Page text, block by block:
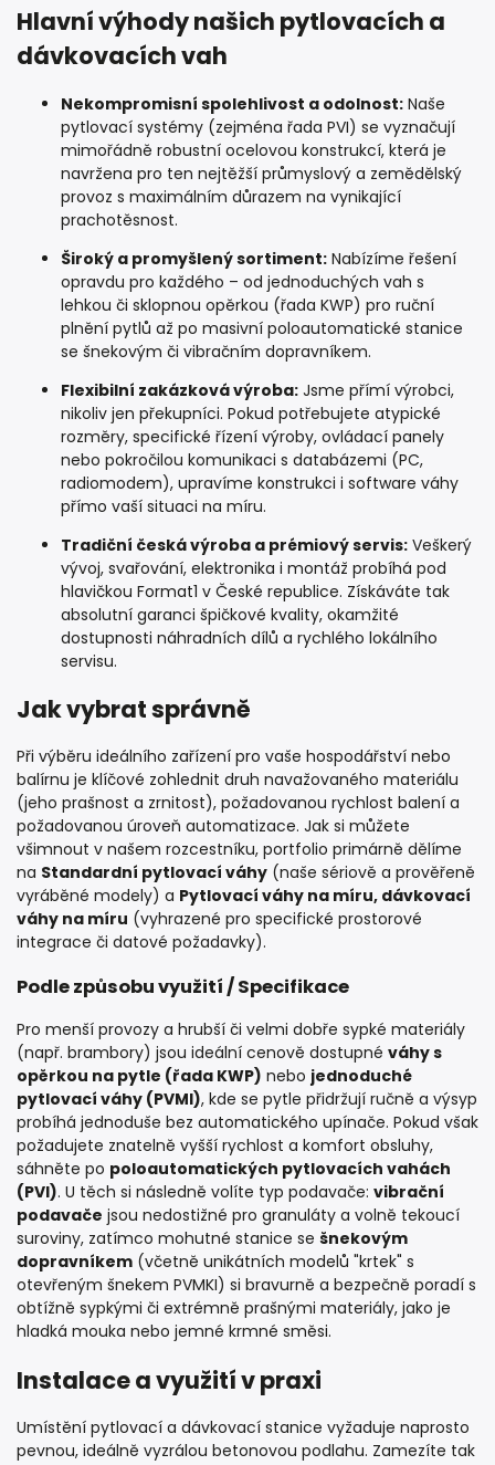
Hlavní výhody našich pytlovacích a
dávkovacích vah
Nekompromisní spolehlivost a odolnost: Naše
pytlovací systémy (zejména řada PVI) se vyznačují
mimořádně robustní ocelovou konstrukcí, která je
navržena pro ten nejtěžší průmyslový a zemědělský
provoz s maximálním důrazem na vynikající
prachotěsnost.
Široký a promyšlený sortiment: Nabízíme řešení
opravdu pro každého – od jednoduchých vah s
lehkou či sklopnou opěrkou (řada KWP) pro ruční
plnění pytlů až po masivní poloautomatické stanice
se šnekovým či vibračním dopravníkem.
Flexibilní zakázková výroba: Jsme přímí výrobci,
nikoliv jen překupníci. Pokud potřebujete atypické
rozměry, specifické řízení výroby, ovládací panely
nebo pokročilou komunikaci s databázemi (PC,
radiomodem), upravíme konstrukci i software váhy
přímo vaší situaci na míru.
Tradiční česká výroba a prémiový servis: Veškerý
vývoj, svařování, elektronika i montáž probíhá pod
hlavičkou Format1 v České republice. Získáváte tak
absolutní garanci špičkové kvality, okamžité
dostupnosti náhradních dílů a rychlého lokálního
servisu.
Jak vybrat správně
Při výběru ideálního zařízení pro vaše hospodářství nebo
balírnu je klíčové zohlednit druh navažovaného materiálu
(jeho prašnost a zrnitost), požadovanou rychlost balení a
požadovanou úroveň automatizace. Jak si můžete
všimnout v našem rozcestníku, portfolio primárně dělíme
na Standardní pytlovací váhy (naše sériově a prověřeně
vyráběné modely) a Pytlovací váhy na míru, dávkovací
váhy na míru (vyhrazené pro specifické prostorové
integrace či datové požadavky).
Podle způsobu využití / Specifikace
Pro menší provozy a hrubší či velmi dobře sypké materiály
(např. brambory) jsou ideální cenově dostupné váhy s
opěrkou na pytle (řada KWP) nebo jednoduché
pytlovací váhy (PVMI), kde se pytle přidržují ručně a výsyp
probíhá jednoduše bez automatického upínače. Pokud však
požadujete znatelně vyšší rychlost a komfort obsluhy,
sáhněte po poloautomatických pytlovacích vahách
(PVI). U těch si následně volíte typ podavače: vibrační
podavače jsou nedostižné pro granuláty a volně tekoucí
suroviny, zatímco mohutné stanice se šnekovým
dopravníkem (včetně unikátních modelů "krtek" s
otevřeným šnekem PVMKI) si bravurně a bezpečně poradí s
obtížně sypkými či extrémně prašnými materiály, jako je
hladká mouka nebo jemné krmné směsi.
Instalace a využití v praxi
Umístění pytlovací a dávkovací stanice vyžaduje naprosto
pevnou, ideálně vyzrálou betonovou podlahu. Zamezíte tak